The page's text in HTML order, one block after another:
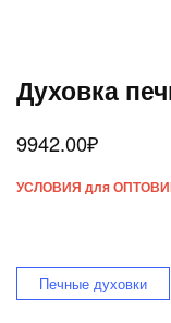
Духовка
9942.00₽
УСЛОВИЯ для
Печные духовки